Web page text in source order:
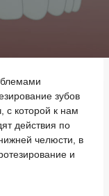
зубов
с которой к нам
действия по
челюсти, в
и